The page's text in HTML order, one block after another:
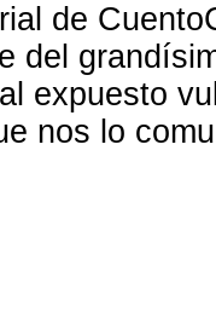
de
del
expuesto
nos lo